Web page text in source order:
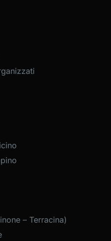
– Terracina)